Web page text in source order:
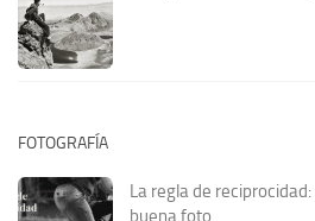
FOTOGRAFÍA
La regla de
buena foto